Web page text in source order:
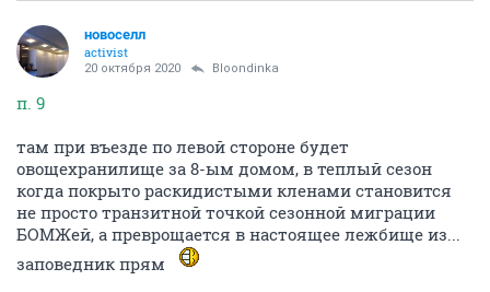
новоселл
activist
20 октября 2020 Bloondinka
п. 9
там при въезде по левой стороне будет
овощехранилище за 8-ым домом, в теплый сезон
когда покрыто раскидистыми кленами становится
не просто транзитной точкой сезонной миграции
БОМЖей, а преврощается в настоящее лежбище из...
заповедник прям